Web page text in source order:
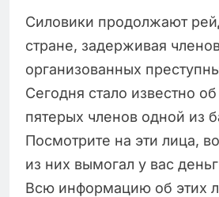
Силовики продолжают
стране, задерживая
организованных
Сегодня стало известно
пятерых членов одной из
Посмотрите на эти лица,
из них вымогал у вас
Всю информацию об этих